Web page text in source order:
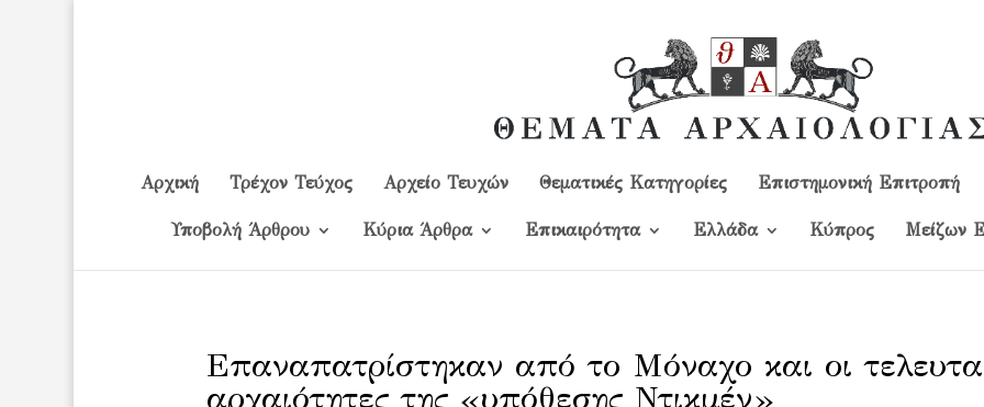
Αρχική Τρέχον Τεύχος Αρχείο Τευχών Θεματικές Κατηγορίες Επιστημονική Επιτροπή
Υποβολή Άρθρου Κύρια Άρθρα Επικαιρότητα Ελλάδα Kύπρος Μείζων
Επαναπατρίστηκαν από το Μόναχο και οι
αρχαιότητες της «υπόθεσης Ντικμέν»